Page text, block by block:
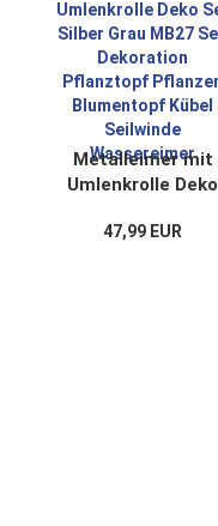
Wandkonsole
Regalhalter
Metalleimer mit
Umlenkrolle Deko
MB27 Seil
47,99 EUR